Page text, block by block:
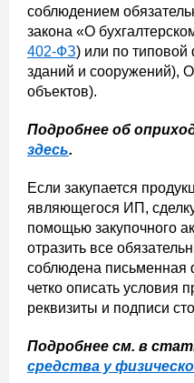
соблюдением
закона «О
402-ФЗ) или по
зданий и сооружений),
объектов).
Подробнее об
здесь.
Если закупается
являющегося ИП,
помощью закупочного
отразить все
соблюдена письменная
четко описать условия
реквизиты и подписи
Подробнее см. в
средства у